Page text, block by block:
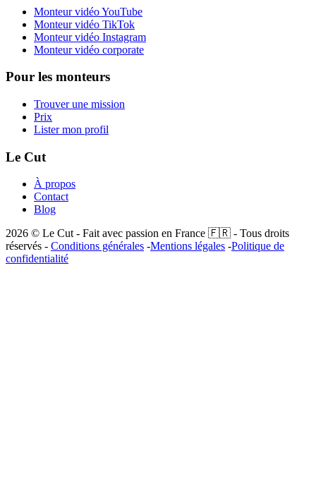
Monteur vidéo YouTube
Monteur vidéo TikTok
Monteur vidéo Instagram
Monteur vidéo corporate
Pour les monteurs
Trouver une mission
Prix
Lister mon profil
Le Cut
À propos
Contact
Blog
2026 © Le Cut - Fait avec passion en France 🇫🇷 - Tous droits
réservés - Conditions générales -Mentions légales -Politique de
confidentialité